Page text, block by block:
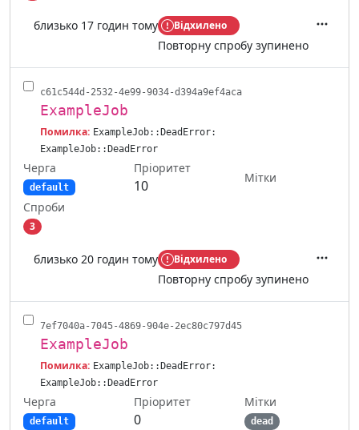
близько 17 годин тому Відхилено
Повторну спробу зупинено
c61c544d-2532-4e99-9034-d394a9ef4aca
ExampleJob
Помилка: ExampleJob::DeadError:
ExampleJob::DeadError
Черга
default
Пріоритет
10
Мітки
Спроби
3
близько 20 годин тому Відхилено
Повторну спробу зупинено
7ef7040a-7045-4869-904e-2ec80c797d45
ExampleJob
Помилка: ExampleJob::DeadError:
ExampleJob::DeadError
Черга
default
Пріоритет
0
Мітки
dead